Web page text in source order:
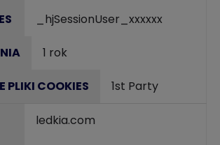
_hjSessionUser_xxxxxx
1 rok
1st Party
ledkia.com